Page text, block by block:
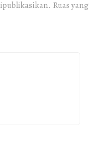
Ruas yang